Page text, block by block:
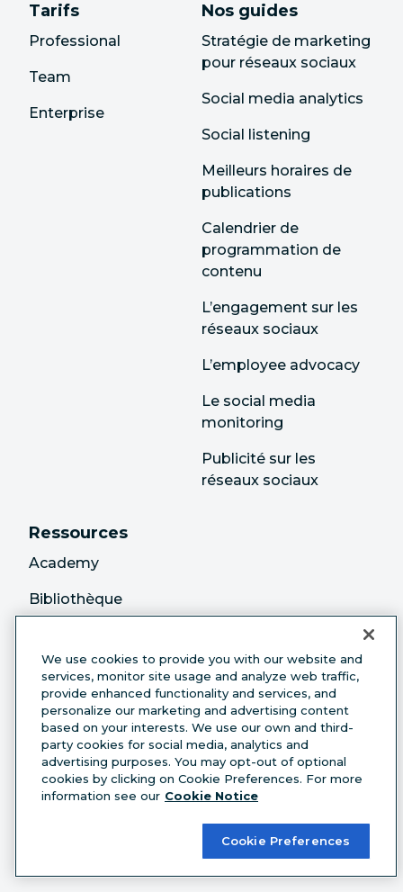
Tarifs
Professional
Team
Enterprise
Nos guides
Stratégie de marketing
pour réseaux sociaux
Social media analytics
Social listening
Meilleurs horaires de
publications
Calendrier de
programmation de
contenu
L’engagement sur les
réseaux sociaux
L’employee advocacy
Le social media
monitoring
Publicité sur les
réseaux sociaux
Ressources
Academy
Bibliothèque
de ressources
Études de cas
Webinaires
Répertoire
d’applications
Intégrations
We use cookies to provide you with our website and
services, monitor site usage and analyze web traffic,
provide enhanced functionality and services, and
personalize our marketing and advertising content
based on your interests. We use our own and third-
party cookies for social media, analytics and
advertising purposes. You may opt-out of optional
cookies by clicking on Cookie Preferences. For more
information see our Cookie Notice
Cookie Preferences